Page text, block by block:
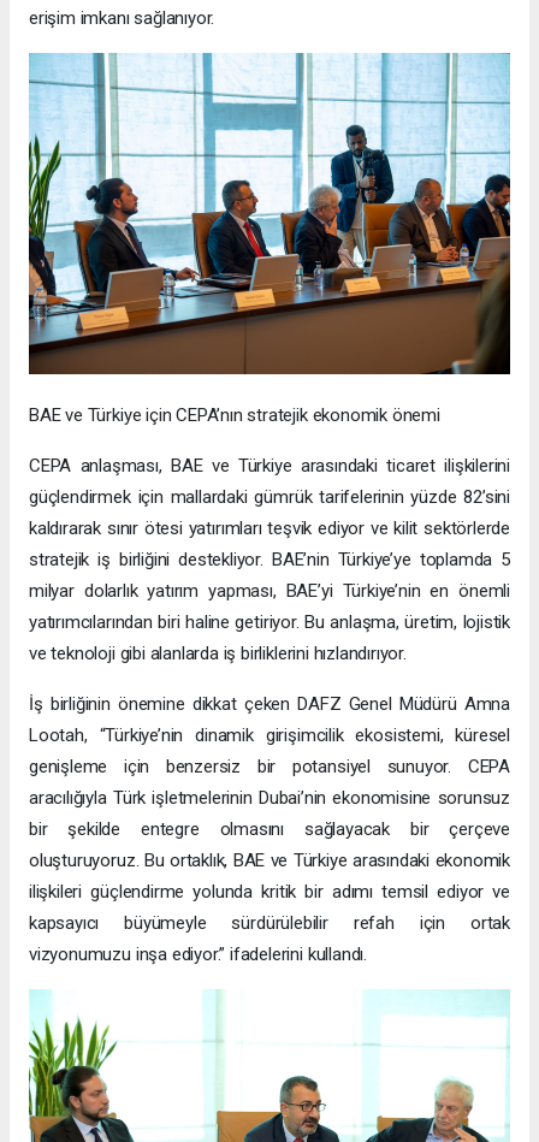
erişim imkanı sağlanıyor.
BAE ve Türkiye için CEPA’nın stratejik ekonomik önemi
CEPA anlaşması, BAE ve Türkiye arasındaki ticaret ilişkilerini
güçlendirmek için mallardaki gümrük tarifelerinin yüzde 82’sini
kaldırarak sınır ötesi yatırımları teşvik ediyor ve kilit sektörlerde
stratejik iş birliğini destekliyor. BAE’nin Türkiye’ye toplamda 5
milyar dolarlık yatırım yapması, BAE’yi Türkiye’nin en önemli
yatırımcılarından biri haline getiriyor. Bu anlaşma, üretim, lojistik
ve teknoloji gibi alanlarda iş birliklerini hızlandırıyor.
İş birliğinin önemine dikkat çeken DAFZ Genel Müdürü Amna
Lootah, “Türkiye’nin dinamik girişimcilik ekosistemi, küresel
genişleme için benzersiz bir potansiyel sunuyor. CEPA
aracılığıyla Türk işletmelerinin Dubai’nin ekonomisine sorunsuz
bir şekilde entegre olmasını sağlayacak bir çerçeve
oluşturuyoruz. Bu ortaklık, BAE ve Türkiye arasındaki ekonomik
ilişkileri güçlendirme yolunda kritik bir adımı temsil ediyor ve
kapsayıcı büyümeyle sürdürülebilir refah için ortak
vizyonumuzu inşa ediyor.” ifadelerini kullandı.